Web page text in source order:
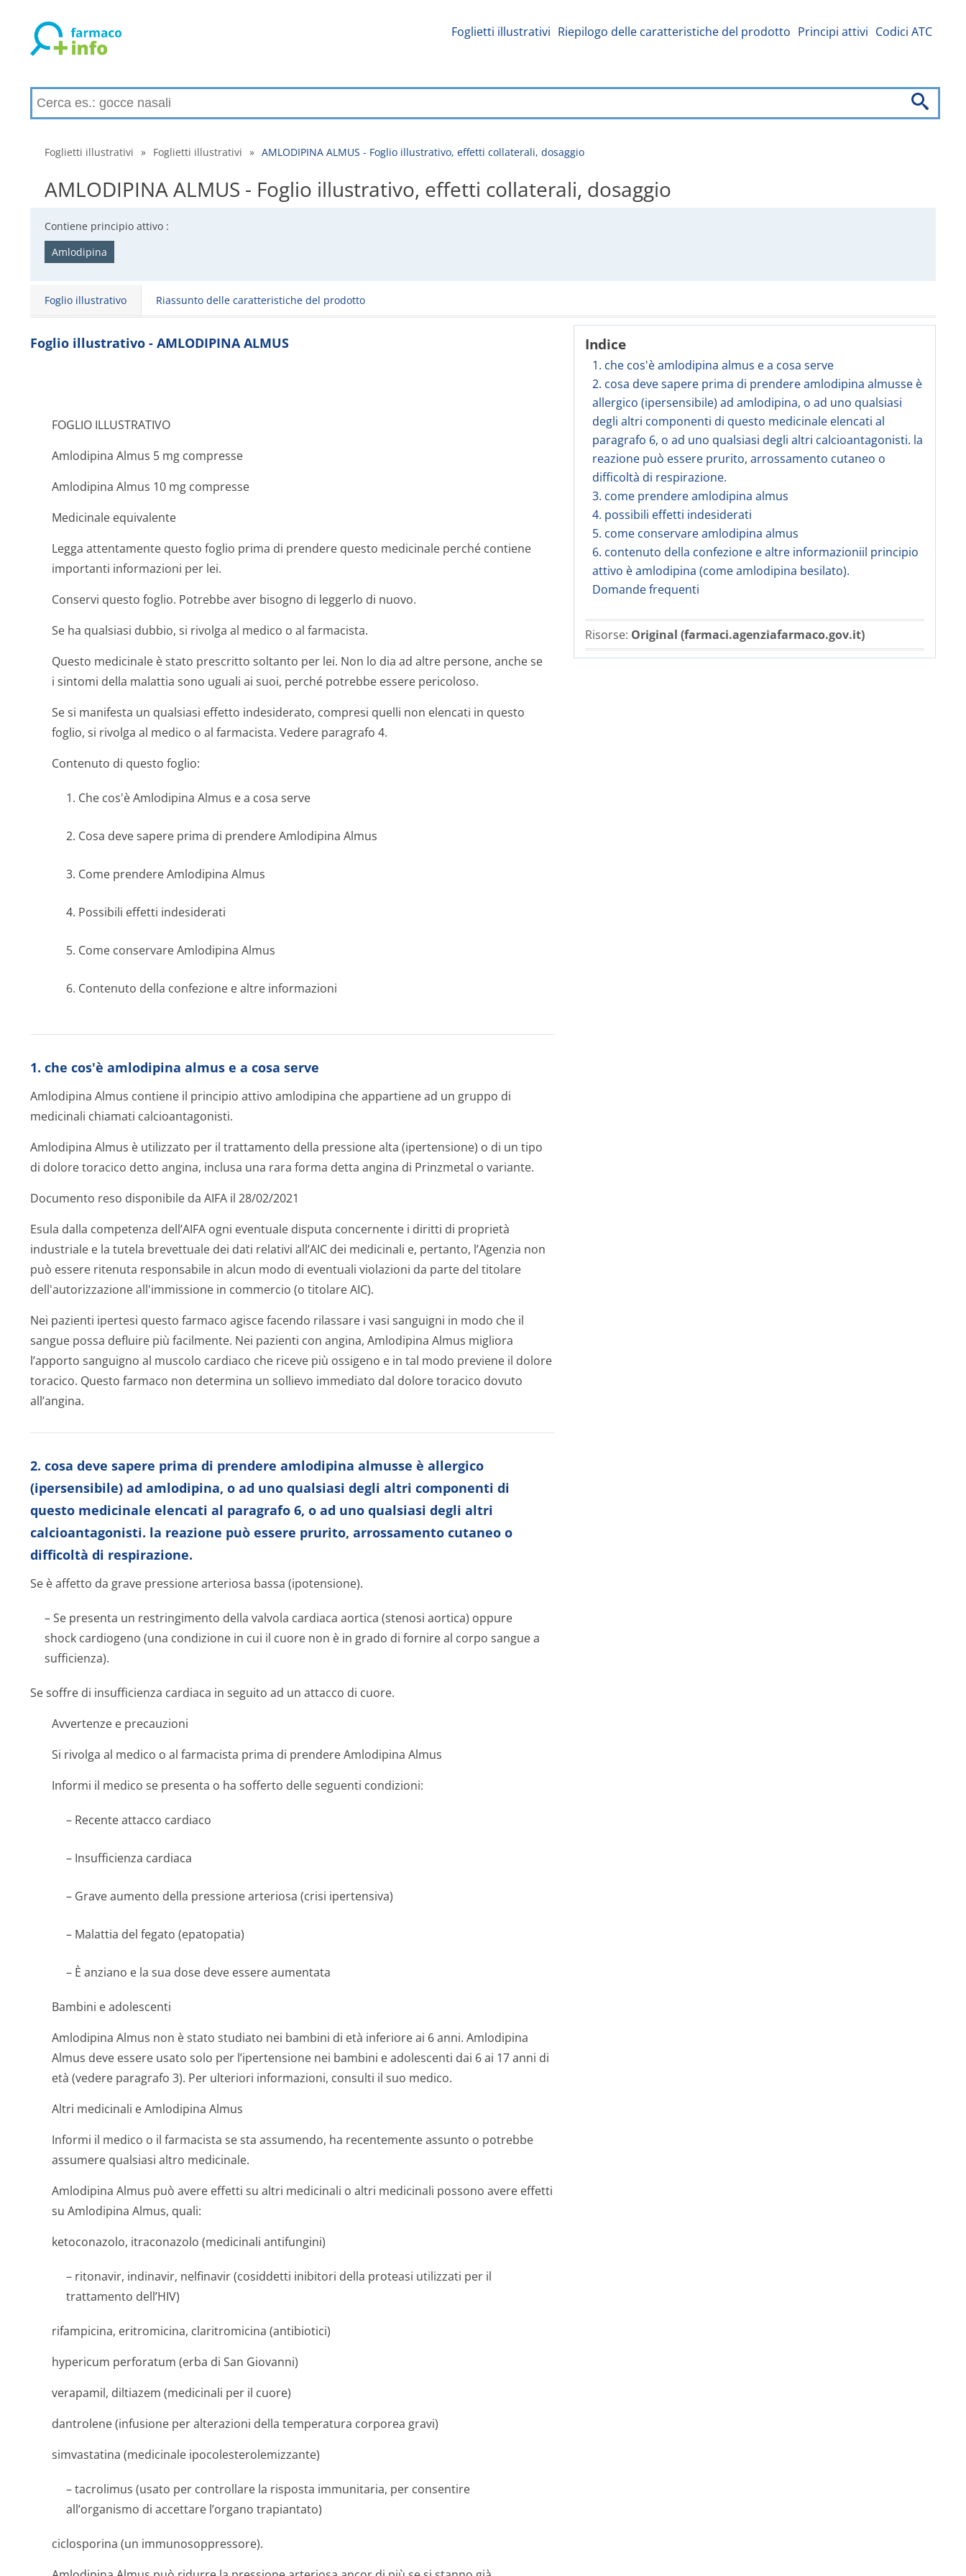
Foglietti illustrativi Riepilogo delle caratteristiche del prodotto Principi attivi Codici ATC
Foglietti illustrativi » Foglietti illustrativi » AMLODIPINA ALMUS - Foglio illustrativo, effetti collaterali, dosaggio
AMLODIPINA ALMUS - Foglio illustrativo, effetti collaterali, dosaggio
Contiene principio attivo :
Amlodipina
Foglio illustrativo Riassunto delle caratteristiche del prodotto
Indice
1. che cos'è amlodipina almus e a cosa serve
2. cosa deve sapere prima di prendere amlodipina almusse è
allergico (ipersensibile) ad amlodipina, o ad uno qualsiasi
degli altri componenti di questo medicinale elencati al
paragrafo 6, o ad uno qualsiasi degli altri calcioantagonisti. la
reazione può essere prurito, arrossamento cutaneo o
difficoltà di respirazione.
3. come prendere amlodipina almus
4. possibili effetti indesiderati
5. come conservare amlodipina almus
6. contenuto della confezione e altre informazioniil principio
attivo è amlodipina (come amlodipina besilato).
Domande frequenti
Risorse: Original (farmaci.agenziafarmaco.gov.it)
Foglio illustrativo - AMLODIPINA ALMUS
FOGLIO ILLUSTRATIVO
Amlodipina Almus 5 mg compresse
Amlodipina Almus 10 mg compresse
Medicinale equivalente
Legga attentamente questo foglio prima di prendere questo medicinale perché contiene
importanti informazioni per lei.
Conservi questo foglio. Potrebbe aver bisogno di leggerlo di nuovo.
Se ha qualsiasi dubbio, si rivolga al medico o al farmacista.
Questo medicinale è stato prescritto soltanto per lei. Non lo dia ad altre persone, anche se
i sintomi della malattia sono uguali ai suoi, perché potrebbe essere pericoloso.
Se si manifesta un qualsiasi effetto indesiderato, compresi quelli non elencati in questo
foglio, si rivolga al medico o al farmacista. Vedere paragrafo 4.
Contenuto di questo foglio:
1. Che cos'è Amlodipina Almus e a cosa serve
2. Cosa deve sapere prima di prendere Amlodipina Almus
3. Come prendere Amlodipina Almus
4. Possibili effetti indesiderati
5. Come conservare Amlodipina Almus
6. Contenuto della confezione e altre informazioni
1. che cos'è amlodipina almus e a cosa serve
Amlodipina Almus contiene il principio attivo amlodipina che appartiene ad un gruppo di
medicinali chiamati calcioantagonisti.
Amlodipina Almus è utilizzato per il trattamento della pressione alta (ipertensione) o di un tipo
di dolore toracico detto angina, inclusa una rara forma detta angina di Prinzmetal o variante.
Documento reso disponibile da AIFA il 28/02/2021
Esula dalla competenza dell’AIFA ogni eventuale disputa concernente i diritti di proprietà
industriale e la tutela brevettuale dei dati relativi all’AIC dei medicinali e, pertanto, l’Agenzia non
può essere ritenuta responsabile in alcun modo di eventuali violazioni da parte del titolare
dell'autorizzazione all'immissione in commercio (o titolare AIC).
Nei pazienti ipertesi questo farmaco agisce facendo rilassare i vasi sanguigni in modo che il
sangue possa defluire più facilmente. Nei pazienti con angina, Amlodipina Almus migliora
l’apporto sanguigno al muscolo cardiaco che riceve più ossigeno e in tal modo previene il dolore
toracico. Questo farmaco non determina un sollievo immediato dal dolore toracico dovuto
all’angina.
2. cosa deve sapere prima di prendere amlodipina almusse è allergico
(ipersensibile) ad amlodipina, o ad uno qualsiasi degli altri componenti di
questo medicinale elencati al paragrafo 6, o ad uno qualsiasi degli altri
calcioantagonisti. la reazione può essere prurito, arrossamento cutaneo o
difficoltà di respirazione.
Se è affetto da grave pressione arteriosa bassa (ipotensione).
– Se presenta un restringimento della valvola cardiaca aortica (stenosi aortica) oppure
shock cardiogeno (una condizione in cui il cuore non è in grado di fornire al corpo sangue a
sufficienza).
Se soffre di insufficienza cardiaca in seguito ad un attacco di cuore.
Avvertenze e precauzioni
Si rivolga al medico o al farmacista prima di prendere Amlodipina Almus
Informi il medico se presenta o ha sofferto delle seguenti condizioni:
– Recente attacco cardiaco
– Insufficienza cardiaca
– Grave aumento della pressione arteriosa (crisi ipertensiva)
– Malattia del fegato (epatopatia)
– È anziano e la sua dose deve essere aumentata
Bambini e adolescenti
Amlodipina Almus non è stato studiato nei bambini di età inferiore ai 6 anni. Amlodipina
Almus deve essere usato solo per l’ipertensione nei bambini e adolescenti dai 6 ai 17 anni di
età (vedere paragrafo 3). Per ulteriori informazioni, consulti il suo medico.
Altri medicinali e Amlodipina Almus
Informi il medico o il farmacista se sta assumendo, ha recentemente assunto o potrebbe
assumere qualsiasi altro medicinale.
Amlodipina Almus può avere effetti su altri medicinali o altri medicinali possono avere effetti
su Amlodipina Almus, quali:
ketoconazolo, itraconazolo (medicinali antifungini)
– ritonavir, indinavir, nelfinavir (cosiddetti inibitori della proteasi utilizzati per il
trattamento dell’HIV)
rifampicina, eritromicina, claritromicina (antibiotici)
hypericum perforatum (erba di San Giovanni)
verapamil, diltiazem (medicinali per il cuore)
dantrolene (infusione per alterazioni della temperatura corporea gravi)
simvastatina (medicinale ipocolesterole­mizzante)
– tacrolimus (usato per controllare la risposta immunitaria, per consentire
all’organismo di accettare l’organo trapiantato)
ciclosporina (un immunosoppressore).